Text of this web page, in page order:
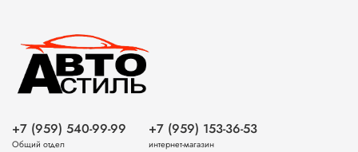
+7 (959) 540-99-99
Общий отдел
+7 (959) 153-36-53
интернет-магазин